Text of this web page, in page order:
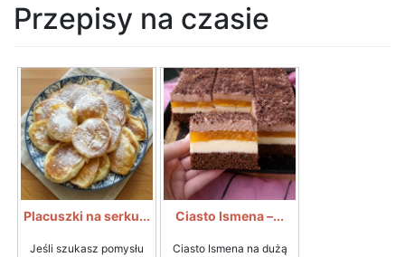
Przepisy na czasie
Placuszki na serku...
Jeśli szukasz pomysłu
Ciasto Ismena –...
Ciasto Ismena na dużą